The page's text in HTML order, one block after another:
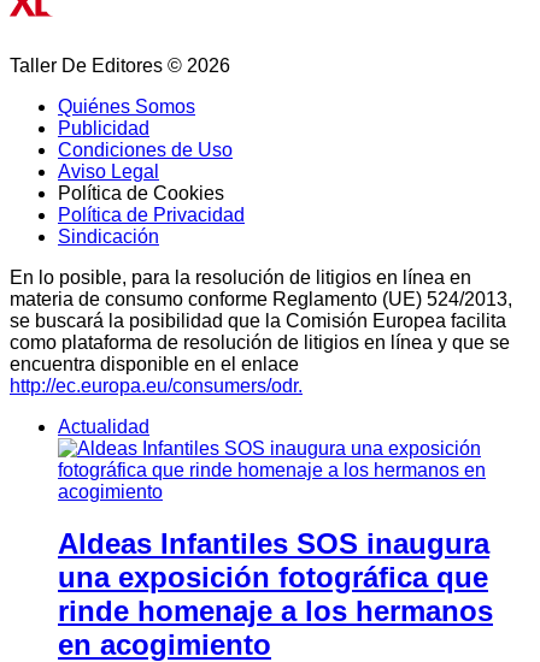
Taller De Editores © 2026
Quiénes Somos
Publicidad
Condiciones de Uso
Aviso Legal
Política de Cookies
Política de Privacidad
Sindicación
En lo posible, para la resolución de litigios en línea en
materia de consumo conforme Reglamento (UE) 524/2013,
se buscará la posibilidad que la Comisión Europea facilita
como plataforma de resolución de litigios en línea y que se
encuentra disponible en el enlace
http://ec.europa.eu/consumers/odr.
Actualidad
Aldeas Infantiles SOS inaugura
una exposición fotográfica que
rinde homenaje a los hermanos
en acogimiento